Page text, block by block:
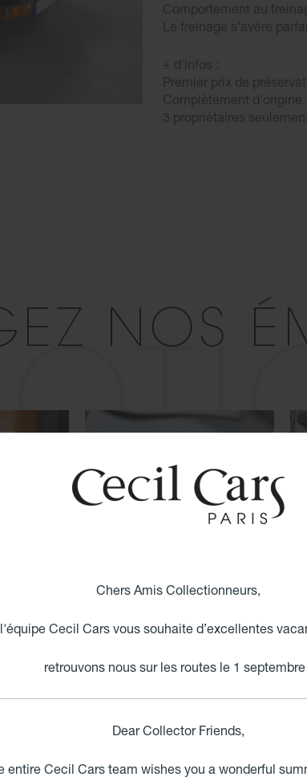
Comportement au
Le freinage s’avère
+ d'infos :
Premier prix de
Complètement d'origine.
3 propriétaires
NOS
Chers Amis Collectionneurs,
Cecil Cars vous souhaite d’excellentes
retrouvons nous sur les routes le 1 septembre
Dear Collector Friends,
entire Cecil Cars team wishes you a wonderful